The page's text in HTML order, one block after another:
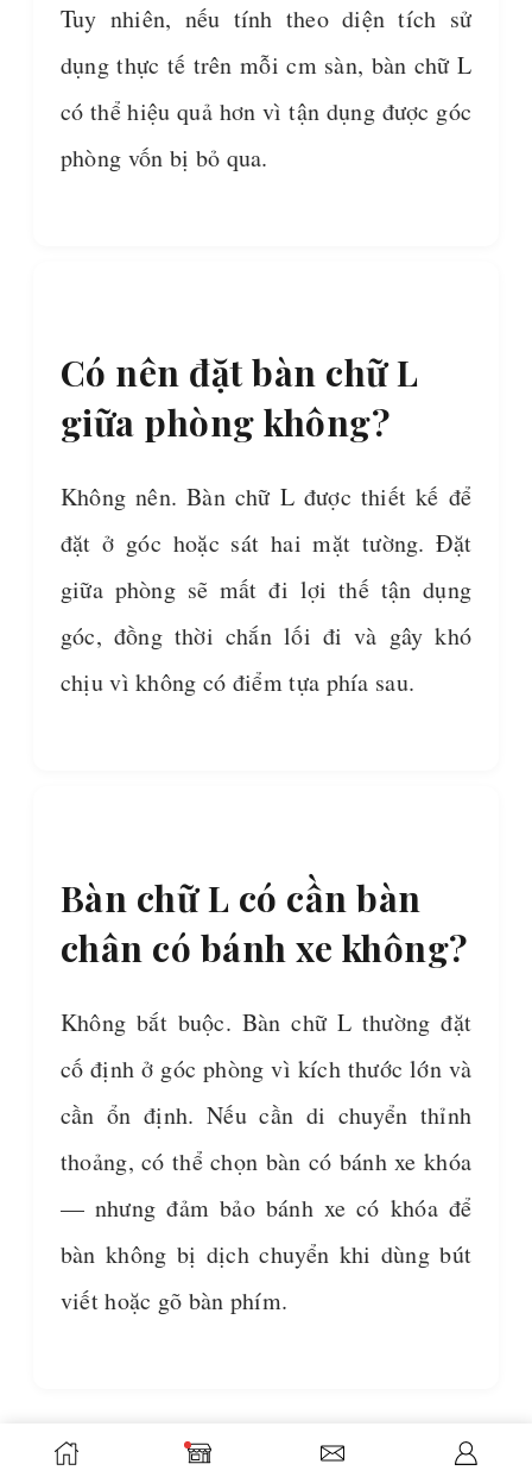
Tuy nhiên, nếu tính theo diện tích sử
dụng thực tế trên mỗi cm sàn, bàn chữ L
có thể hiệu quả hơn vì tận dụng được góc
phòng vốn bị bỏ qua.
Có nên đặt bàn chữ L
giữa phòng không?
Không nên. Bàn chữ L được thiết kế để
đặt ở góc hoặc sát hai mặt tường. Đặt
giữa phòng sẽ mất đi lợi thế tận dụng
góc, đồng thời chắn lối đi và gây khó
chịu vì không có điểm tựa phía sau.
Bàn chữ L có cần bàn
chân có bánh xe không?
Không bắt buộc. Bàn chữ L thường đặt
cố định ở góc phòng vì kích thước lớn và
cần ổn định. Nếu cần di chuyển thỉnh
thoảng, có thể chọn bàn có bánh xe khóa
— nhưng đảm bảo bánh xe có khóa để
bàn không bị dịch chuyển khi dùng bút
viết hoặc gõ bàn phím.